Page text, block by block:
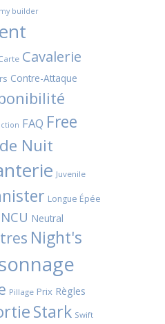
builder
Cavalerie
Contre-Attaque
FAQ Free
Nuit
Juvenile
Longue Épée
NCU Neutral
Night's
Pillage Prix Règles
Stark Swift